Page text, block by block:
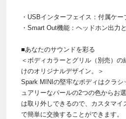
・USBインターフェイス：付属ケー
・Smart Out機能：ヘッドホン出力
■あなたのサウンドを彩る
＜ボディカラーとグリル（別売）
けのオリジナルデザイン。＞
Spark MINIの堅牢なボディはクラシ
ュアリーなパールの2つの色からお
は取り外しできるので、カスタマイ
で簡単に交換することができます。